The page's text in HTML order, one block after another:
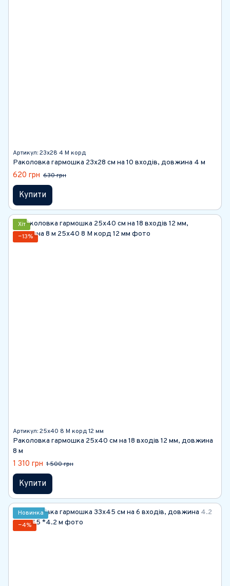
Артикул: 23х28 4 М корд
Раколовка гармошка 23х28 см на 10 входів, довжина 4 м
620 грн 630 грн
Купити
Хіт
−13%
Артикул: 25х40 8 М корд 12 мм
Раколовка гармошка 25х40 см на 18 входів 12 мм, довжина
8 м
1 310 грн 1 500 грн
Купити
Новинка
−4%